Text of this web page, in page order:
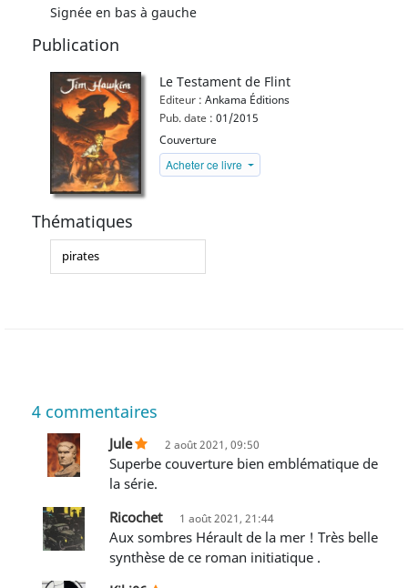
Signée en bas à gauche
Publication
Le Testament de Flint
Editeur : Ankama Éditions
Pub. date : 01/2015
Couverture
Acheter ce livre
Thématiques
pirates
4 commentaires
Jule 2 août 2021, 09:50
Superbe couverture bien emblématique de
la série.
Ricochet
1 août 2021, 21:44
Aux sombres Hérault de la mer ! Très belle
synthèse de ce roman initiatique .